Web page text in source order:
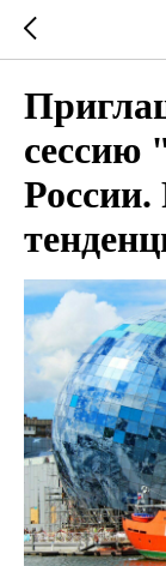
сессию
России.